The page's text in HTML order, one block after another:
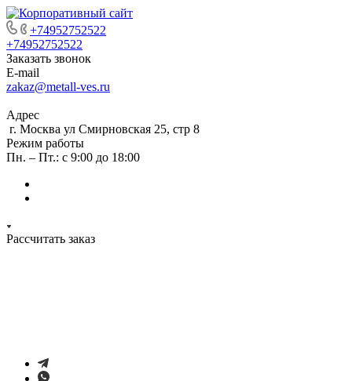
+74952752522
+74952752522
Заказать звонок
E-mail
zakaz@metall-ves.ru
Адрес
г. Москва ул Смирновская 25, стр 8
Режим работы
Пн. – Пт.: с 9:00 до 18:00
Рассчитать заказ